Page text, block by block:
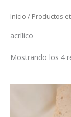
Inicio / Productos
acrílico
Mostrando los 4